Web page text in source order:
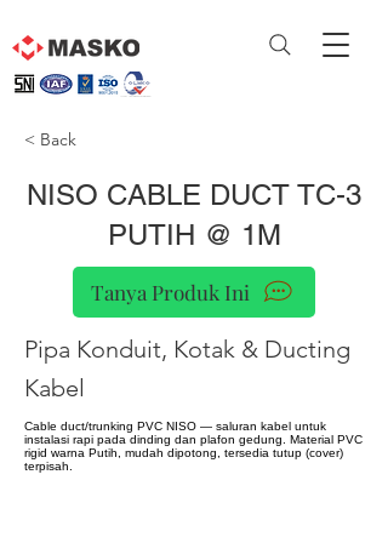
< Back
NISO CABLE DUCT TC-3
PUTIH @ 1M
Tanya Produk Ini
Pipa Konduit, Kotak & Ducting
Kabel
Cable duct/trunking PVC NISO — saluran kabel untuk
instalasi rapi pada dinding dan plafon gedung. Material PVC
rigid warna Putih, mudah dipotong, tersedia tutup (cover)
terpisah.